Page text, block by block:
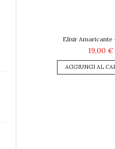
Elixir Amaricante
19,00 €
AGGIUNGI AL